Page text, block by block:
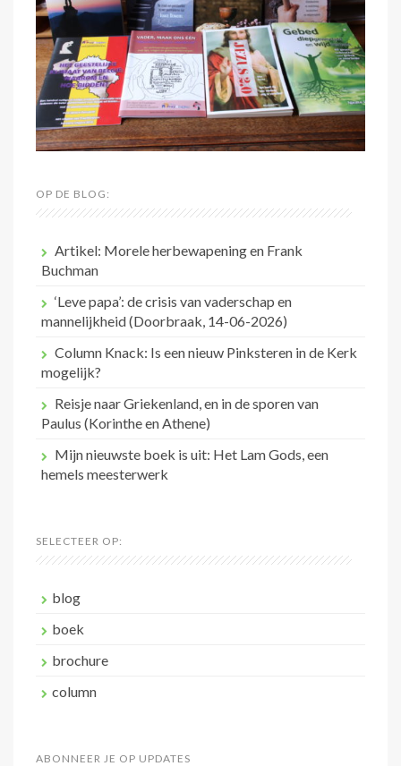
OP DE BLOG:
Artikel: Morele herbewapening en Frank
Buchman
‘Leve papa’: de crisis van vaderschap en
mannelijkheid (Doorbraak, 14-06-2026)
Column Knack: Is een nieuw Pinksteren in de Kerk
mogelijk?
Reisje naar Griekenland, en in de sporen van
Paulus (Korinthe en Athene)
Mijn nieuwste boek is uit: Het Lam Gods, een
hemels meesterwerk
SELECTEER OP:
blog
boek
brochure
column
ABONNEER JE OP UPDATES